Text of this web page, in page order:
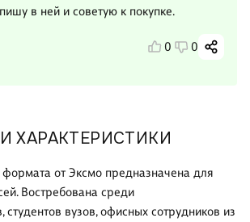
ХАРАКТЕРИСТИКИ
от Эксмо предназначена для
Востребована среди
студентов вузов, офисных сотрудников из
в ней и советую к покупке.
0 0